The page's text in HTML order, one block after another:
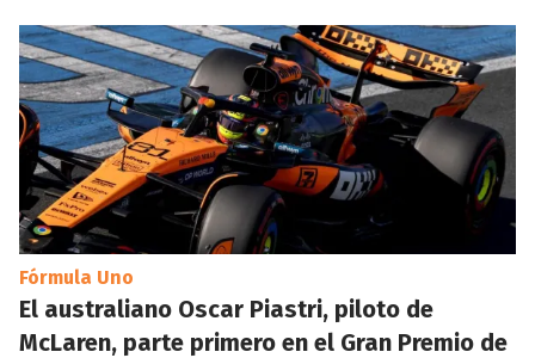
Fórmula Uno
El australiano Oscar Piastri, piloto de
McLaren, parte primero en el Gran Premio de